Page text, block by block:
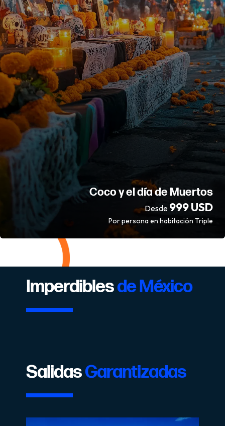
Coco y el día de Muertos
Desde 999 USD
Por persona en habitación Triple
Imperdiblesde México
SalidasGarantizadas